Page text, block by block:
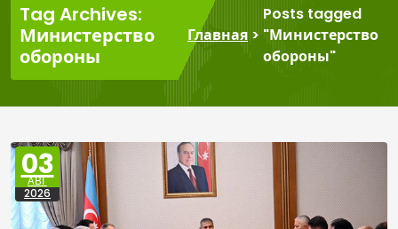
Tag Archives:
Министерство
обороны
Главная >
Posts tagged
"Министерство
обороны"
03
АВГ
2026